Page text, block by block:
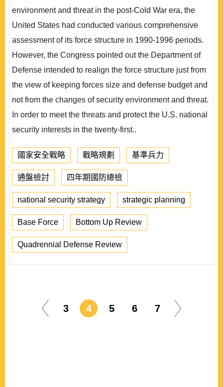
environment and threat in the post-Cold War era, the
United States had conducted various comprehensive
assessment of its force structure in 1990-1996 periods.
However, the Congress pointed out the Department of
Defense intended to realign the force structure just from
the view of keeping forces size and defense budget and
not from the changes of security environment and threat.
In order to meet the threats and protect the U.S. national
security interests in the twenty-first..
國家安全戰略 戰略規劃 基準兵力
通盤檢討 四年期國防總檢
national security strategy strategic planning
Base Force Bottom Up Review
Quadrennial Defense Review
3 4 5 6 7